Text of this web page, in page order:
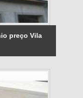
preço Vila